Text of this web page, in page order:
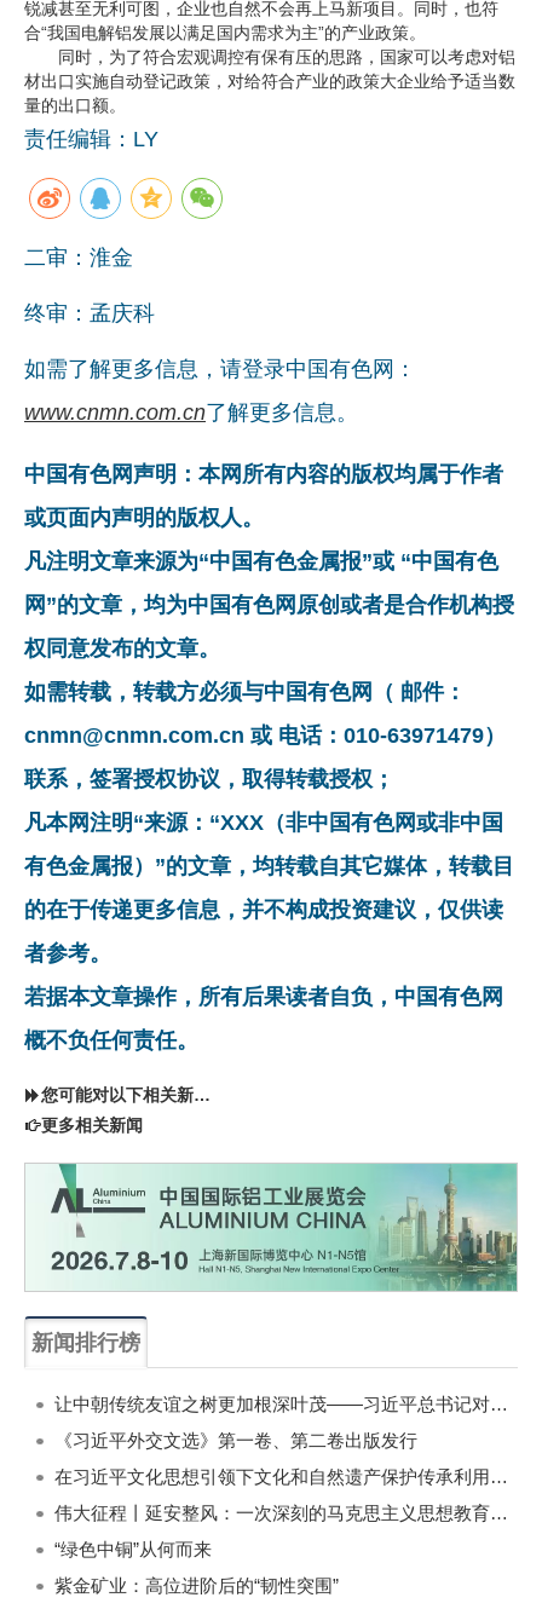
锐减甚至无利可图，企业也自然不会再上马新项目。同时，也符
合“我国电解铝发展以满足国内需求为主”的产业政策。
同时，为了符合宏观调控有保有压的思路，国家可以考虑对铝
材出口实施自动登记政策，对给符合产业的政策大企业给予适当数
量的出口额。
责任编辑：LY
二审：淮金
终审：孟庆科
如需了解更多信息，请登录中国有色网：
www.cnmn.com.cn了解更多信息。
中国有色网声明：本网所有内容的版权均属于作者
或页面内声明的版权人。
凡注明文章来源为“中国有色金属报”或 “中国有色
网”的文章，均为中国有色网原创或者是合作机构授
权同意发布的文章。
如需转载，转载方必须与中国有色网（ 邮件：
cnmn@cnmn.com.cn 或 电话：010-63971479）
联系，签署授权协议，取得转载授权；
凡本网注明“来源：“XXX（非中国有色网或非中国
有色金属报）”的文章，均转载自其它媒体，转载目
的在于传递更多信息，并不构成投资建议，仅供读
者参考。
若据本文章操作，所有后果读者自负，中国有色网
概不负任何责任。
您可能对以下相关新闻同样感兴趣
更多相关新闻
新闻排行榜
让中朝传统友谊之树更加根深叶茂——习近平总书记对朝鲜进行国事访问纪实
《习近平外交文选》第一卷、第二卷出版发行
在习近平文化思想引领下文化和自然遗产保护传承利用工作开创新局面
伟大征程丨延安整风：一次深刻的马克思主义思想教育运动
“绿色中铜”从何而来
紫金矿业：高位进阶后的“韧性突围”